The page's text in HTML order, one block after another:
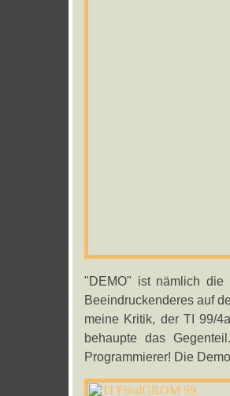
"DEMO" ist nämlich die
Beeindruckenderes auf
meine Kritik, der TI 99/
behaupte das
Programmierer! Die